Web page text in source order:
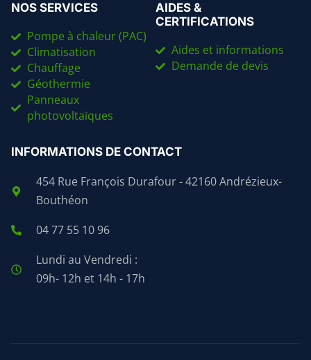
NOS SERVICES
Pompe à chaleur (PAC)
Climatisation
Chauffage
Géothermie
Panneaux
photovoltaïques
AIDES &
CERTIFICATIONS
Aides et informations
Demande de devis
INFORMATIONS DE CONTACT
454 Rue François Durafour - 42160 Andrézieux-
Bouthéon
04 77 55 10 96
Lundi au Vendredi :
09h- 12h et 14h - 17h